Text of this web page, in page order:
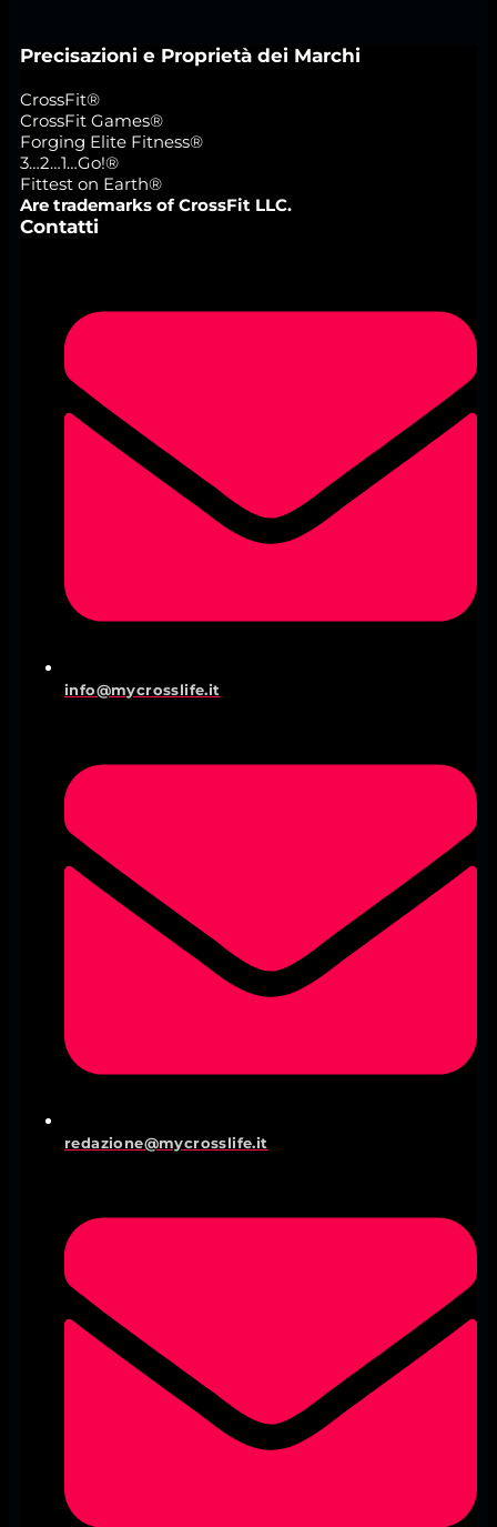
Precisazioni e Proprietà dei Marchi
CrossFit®
CrossFit Games®
Forging Elite Fitness®
3…2…1…Go!®
Fittest on Earth®
Are trademarks of CrossFit LLC.
Contatti
info@mycrosslife.it
redazione@mycrosslife.it